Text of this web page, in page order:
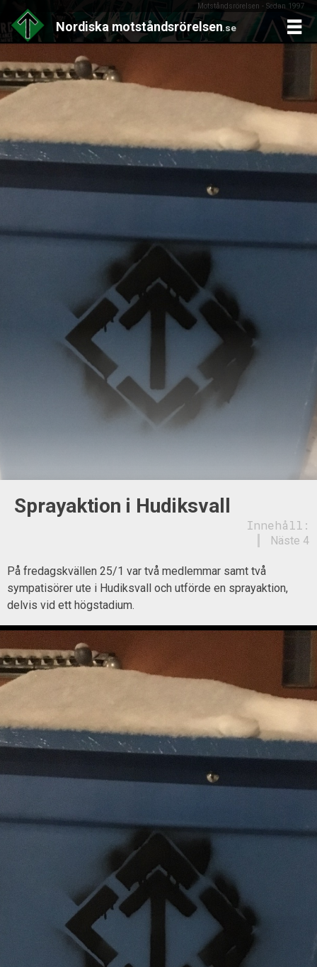
Motståndsrörelsen - Sedan 1997
Nordiska motståndsrörelsen.se
Sprayaktion i Hudiksvall
Innehåll:
Näste 4
På fredagskvällen 25/1 var två medlemmar samt två
sympatisörer ute i Hudiksvall och utförde en sprayaktion,
delvis vid ett högstadium.